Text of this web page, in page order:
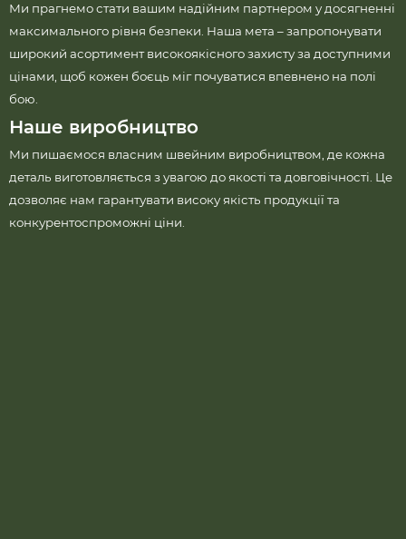
Ми прагнемо стати вашим надійним партнером у досягненні
максимального рівня безпеки. Наша мета – запропонувати
широкий асортимент високоякісного захисту за доступними
цінами, щоб кожен боєць міг почуватися впевнено на полі
бою.
Наше виробництво
Ми пишаємося власним швейним виробництвом, де кожна
деталь виготовляється з увагою до якості та довговічності. Це
дозволяє нам гарантувати високу якість продукції та
конкурентоспроможні ціни.